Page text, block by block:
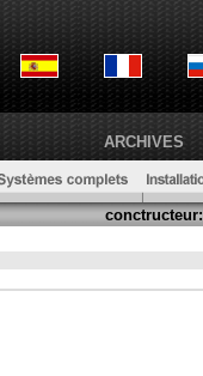
ARCHIVES
conctructeur: